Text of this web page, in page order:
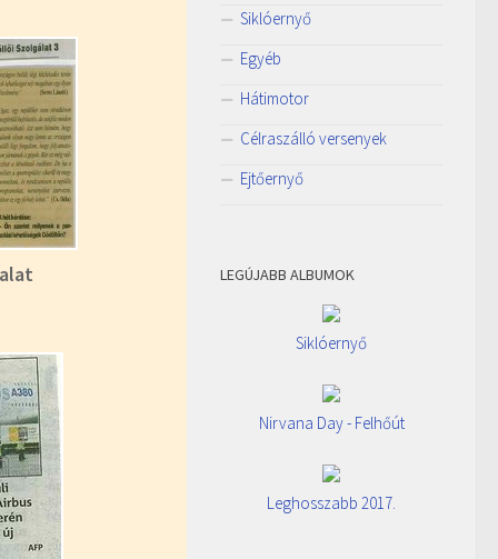
Siklóernyő
Egyéb
Hátimotor
Célraszálló versenyek
Ejtőernyő
LEGÚJABB ALBUMOK
Siklóernyő
Nirvana Day - Felhőút
Leghosszabb 2017.